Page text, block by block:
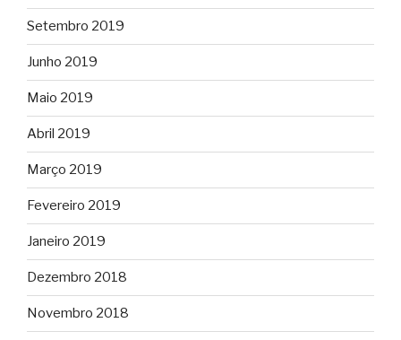
Setembro 2019
Junho 2019
Maio 2019
Abril 2019
Março 2019
Fevereiro 2019
Janeiro 2019
Dezembro 2018
Novembro 2018